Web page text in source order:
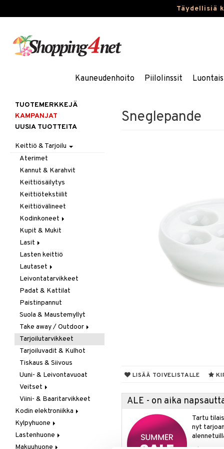
Täydellisiä
Kauneudenhoito Piilolinssit
Sneglepande
LISÄÄ TOIVELISTALLE
ALE - on aika
Tartu
nyt
TUOTEMERKKEJÄ
KAMPANJAT
UUSIA TUOTTEITA
Keittiö & Tarjoilu
Aterimet
Kannut & Karahvit
Keittiösäilytys
Keittiötekstiilit
Keittiövälineet
Kodinkoneet
Kahvi, Tee & Espresso
Leivänpaahtimet
Mixerit &
Sähkövatkaimet
Muut koneet
Vedenkeittimet
Kupit & Mukit
Lasit
Juoma- & Cocktailasit
Juomalasit
Olutlasit
Shamppanjalasit
Snapsi- & Aveclasit
Viinilasit
Whiskey- & Konjakkilasit
Lasten keittiö
Lautaset
Asetit
Ruokalautaset
Syvät lautaset
Leivontatarvikkeet
Padat & Kattilat
Paistinpannut
Suola & Maustemyllyt
Take away / Outdoor
Eväslaatikot
Pullot
Termoskannut
Termosmukit
Tarjoilutarvikkeet
Tarjoiluvadit & Kulhot
Tiskaus & Siivous
Uuni- & Leivontavuoat
Veitset
Erityisveitset
Keittiöveitset
Kuorinta- &
Vihannesveitset
Leikkuulaudat
Viini- & Baaritarvikkeet
Kodin elektroniikka
Ääni
Kylpyhuone
Kylpyhuoneen sisustus
Kylpyhuoneen tarvikkeita
Lastenhuone
Kylpyhuoneen koristelu
Makuuhuone